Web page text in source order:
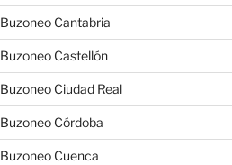
Buzoneo Cantabria
Buzoneo Castellón
Buzoneo Ciudad Real
Buzoneo Córdoba
Buzoneo Cuenca